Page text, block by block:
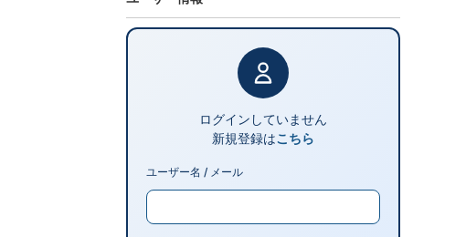
ログインしていません
新規登録はこちら
ユーザー名 / メール